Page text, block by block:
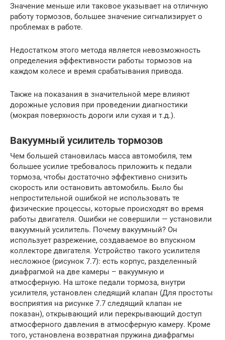
Значение меньше или таковое указывает на отличную
работу тормозов, большее значение сигнализирует о
проблемах в работе.
Недостатком этого метода является невозможность
определения эффективности работы тормозов на
каждом колесе и время срабатывания привода.
Также на показания в значительной мере влияют
дорожные условия при проведении диагностики
(мокрая поверхность дороги или сухая и т.д.).
Вакуумный усилитель тормозов
Чем большей становилась масса автомобиля, тем
большее усилие требовалось приложить к педали
тормоза, чтобы достаточно эффективно снизить
скорость или остановить автомобиль. Было бы
непростительной ошибкой не использовать те
физические процессы, которые происходят во время
работы двигателя. Ошибки не совершили — установили
вакуумный усилитель. Почему вакуумный? Он
использует разрежение, создаваемое во впускном
коллекторе двигателя. Устройство такого усилителя
несложное (рисунок 7.7): есть корпус, разделенный
диафрагмой на две камеры – вакуумную и
атмосферную. На штоке педали тормоза, внутри
усилителя, установлен следящий клапан (Для простоты
восприятия на рисунке 7.7 следящий клапан не
показан), открывающий или перекрывающий доступ
атмосферного давления в атмосферную камеру. Кроме
того, установлена возвратная пружина диафрагмы